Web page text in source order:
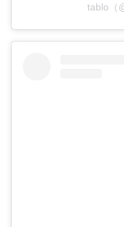
tablo（